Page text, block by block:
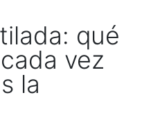
qué
vez
la